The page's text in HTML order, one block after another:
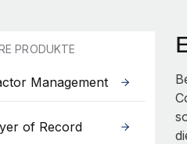
PRODUKTE
Management
of Record